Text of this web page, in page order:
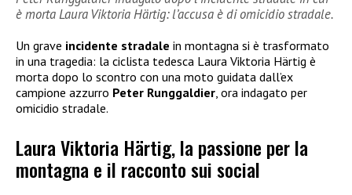
è morta Laura Viktoria Härtig: l’accusa è di omicidio stradale.
Un grave incidente stradale in montagna si è trasformato
in una tragedia: la ciclista tedesca Laura Viktoria Härtig è
morta dopo lo scontro con una moto guidata dall’ex
campione azzurro Peter Runggaldier , ora indagato per
omicidio stradale.
Laura Viktoria Härtig, la passione per la
montagna e il racconto sui social